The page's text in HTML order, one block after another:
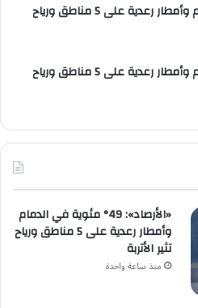
«الأرصاد»: 49° مئوية في الدمام وأمطار رعدية على 5 مناطق ورياح
«الأرصاد»: 49° مئوية في الدمام وأمطار رعدية على 5 مناطق ورياح
«الأرصاد»: 49° مئوية في الدمام
وأمطار رعدية على 5 مناطق ورياح
تثير الأتربة
منذ ساعة واحدة